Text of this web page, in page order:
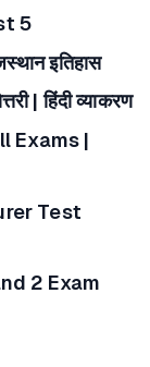
5
इतिहास
|हिंदीव्याकरण
Exams |
Test
2 Exam